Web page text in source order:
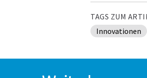
TAGS ZUM
Innovationen